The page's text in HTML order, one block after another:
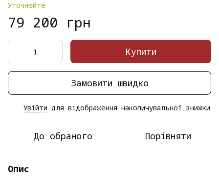
Уточнюйте
79 200 грн
Купити
Замовити швидко
Увійти для відображення накопичувальної знижки
До обраного Порівняти
Опис